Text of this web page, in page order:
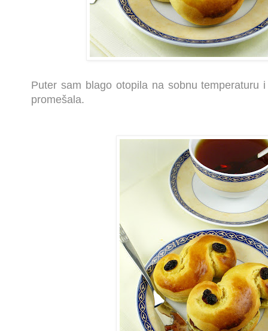
Puter sam blago otopila na sobnu temperaturu
promešala.